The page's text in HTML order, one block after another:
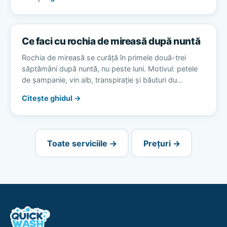
Ce faci cu rochia de mireasă după nuntă
Rochia de mireasă se curăță în primele două-trei
săptămâni după nuntă, nu peste luni. Motivul: petele
de șampanie, vin alb, transpirație și băuturi du…
Citește ghidul →
Toate serviciile → Prețuri →